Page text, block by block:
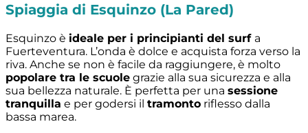
Spiaggia di Esquinzo (La Pared)
Esquinzo è ideale per i principianti del surf a
Fuerteventura. L’onda è dolce e acquista forza verso la
riva. Anche se non è facile da raggiungere, è molto
popolare tra le scuole grazie alla sua sicurezza e alla
sua bellezza naturale. È perfetta per una sessione
tranquilla e per godersi il tramonto riflesso dalla
bassa marea.